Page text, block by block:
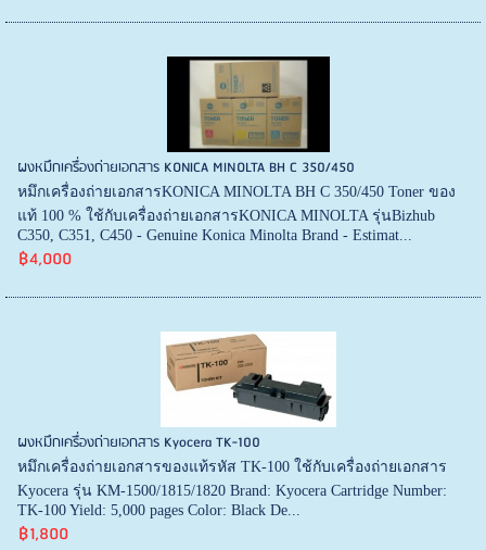
ผงหมึกเครื่องถ่ายเอกสาร KONICA MINOLTA BH C 350/450
หมึกเครื่องถ่ายเอกสารKONICA MINOLTA BH C 350/450 Toner ของ
แท้ 100 % ใช้กับเครื่องถ่ายเอกสารKONICA MINOLTA รุ่นBizhub
C350, C351, C450 - Genuine Konica Minolta Brand - Estimat...
฿4,000
ผงหมึกเครื่องถ่ายเอกสาร Kyocera TK-100
หมึกเครื่องถ่ายเอกสารของแท้รหัส TK-100 ใช้กับเครื่องถ่ายเอกสาร
Kyocera รุ่น KM-1500/1815/1820 Brand: Kyocera Cartridge Number:
TK-100 Yield: 5,000 pages Color: Black De...
฿1,800